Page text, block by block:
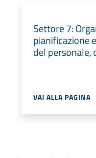
Settore 7:
pianificazione
del personale,
VAI ALLA PAGINA